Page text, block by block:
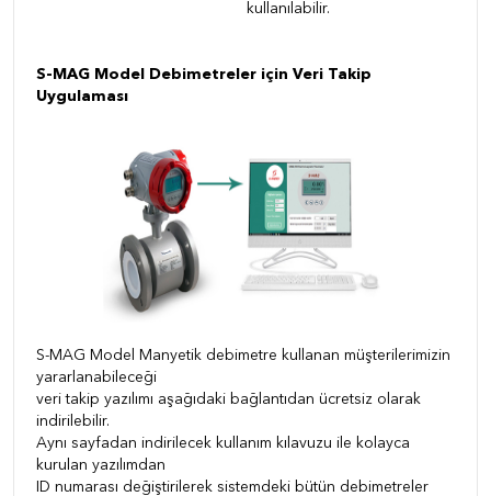
kullanılabilir.
S-MAG Model Debimetreler için Veri Takip
Uygulaması
S-MAG Model Manyetik debimetre kullanan müşterilerimizin
yararlanabileceği
veri takip yazılımı aşağıdaki bağlantıdan ücretsiz olarak
indirilebilir.
Aynı sayfadan indirilecek kullanım kılavuzu ile kolayca
kurulan yazılımdan
ID numarası değiştirilerek sistemdeki bütün debimetreler